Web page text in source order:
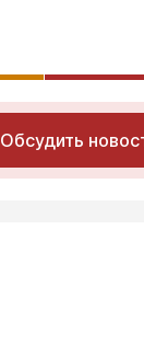
Обсудить